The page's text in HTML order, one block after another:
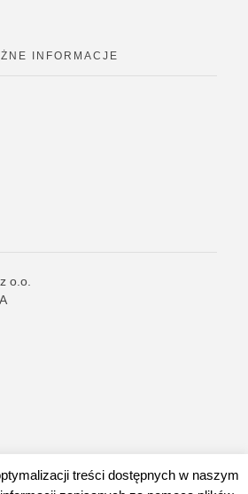
INFORMACJE
o.o.
treści dostępnych w naszym